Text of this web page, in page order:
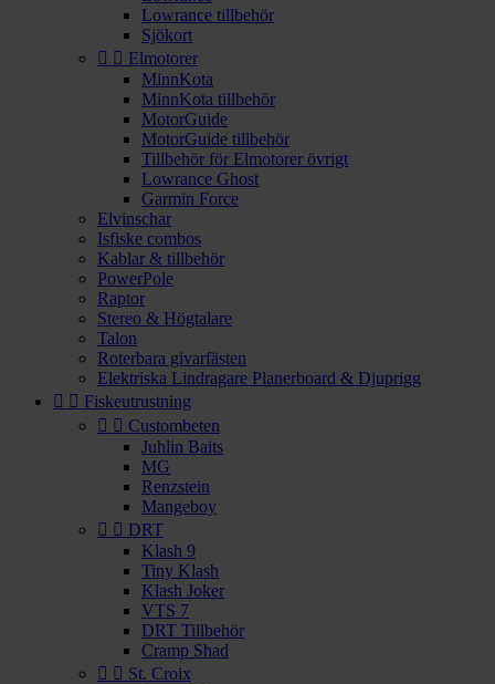
Lowrance tillbehör
Sjökort
  Elmotorer
MinnKota
MinnKota tillbehör
MotorGuide
MotorGuide tillbehör
Tillbehör för Elmotorer övrigt
Lowrance Ghost
Garmin Force
Elvinschar
Isfiske combos
Kablar & tillbehör
PowerPole
Raptor
Stereo & Högtalare
Talon
Roterbara givarfästen
Elektriska Lindragare Planerboard & Djuprigg
  Fiskeutrustning
  Custombeten
Juhlin Baits
MG
Renzstein
Mangeboy
  DRT
Klash 9
Tiny Klash
Klash Joker
VTS 7
DRT Tillbehör
Cramp Shad
  St. Croix